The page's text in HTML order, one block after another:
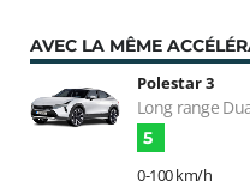
AVEC LA MÊME
Polestar 3
Long range
5
0-100 km/h